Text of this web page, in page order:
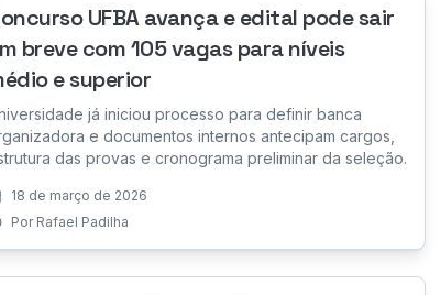
UFBA avança e edital pode sair
breve com 105 vagas para níveis
e superior
já iniciou processo para definir banca
e documentos internos antecipam cargos,
das provas e cronograma preliminar da seleção.
18 de março de 2026
Por Rafael Padilha